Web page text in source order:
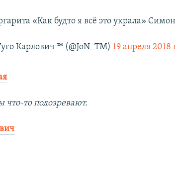
«Как будто я всё это украла»
Карлович ™ (@JoN_TM) 19 апреля 2018
то подозревают.